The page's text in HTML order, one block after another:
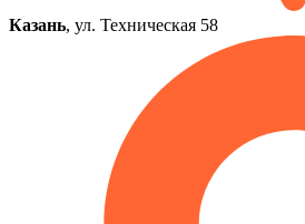
Казань, ул. Техническая 58